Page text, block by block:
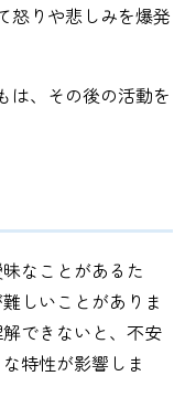
怒りや悲しみを爆発
は、その後の活動を
なことがあるた
しいことがありま
できないと、不安
特性が影響しま